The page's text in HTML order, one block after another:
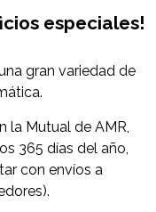
especiales!
gran variedad de
la Mutual de AMR,
365 días del año,
con envíos a